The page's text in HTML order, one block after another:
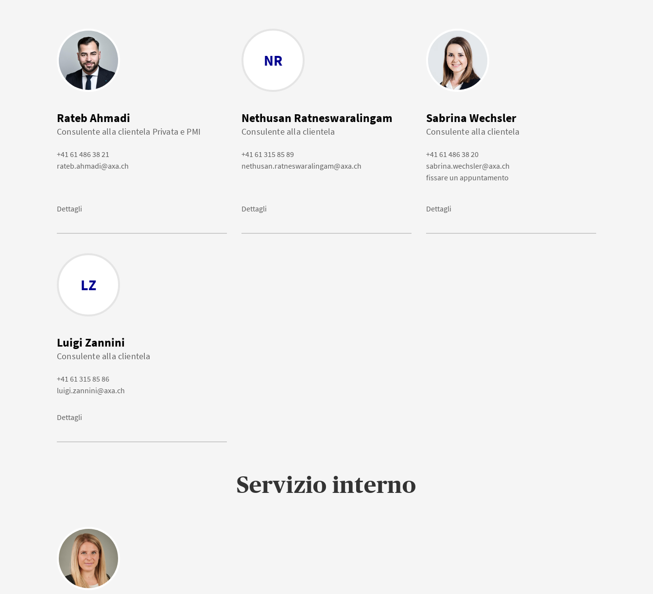
Rateb Ahmadi
Consulente alla clientela Privata e PMI
+41 61 486 38 21
rateb.ahmadi@axa.ch
Dettagli
NR
Nethusan Ratneswaralingam
Consulente alla clientela
+41 61 315 85 89
nethusan.ratneswaralingam@axa.ch
Dettagli
Sabrina Wechsler
Consulente alla clientela
+41 61 486 38 20
sabrina.wechsler@axa.ch
fissare un appuntamento
Dettagli
LZ
Luigi Zannini
Consulente alla clientela
+41 61 315 85 86
luigi.zannini@axa.ch
Dettagli
Servizio interno